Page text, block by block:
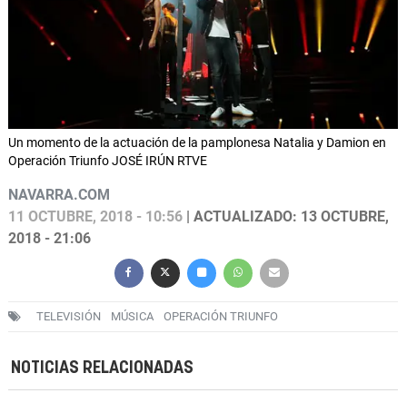
Un momento de la actuación de la pamplonesa Natalia y Damion en
Operación Triunfo JOSÉ IRÚN RTVE
NAVARRA.COM
11 OCTUBRE, 2018 - 10:56 | ACTUALIZADO: 13 OCTUBRE,
2018 - 21:06
TELEVISIÓN MÚSICA OPERACIÓN TRIUNFO
NOTICIAS RELACIONADAS